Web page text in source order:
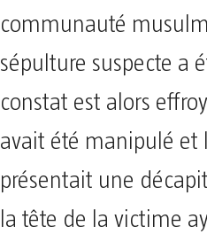
communauté
sépulture suspecte a
constat est alors
avait été manipulé et
présentait une
la tête de la victime